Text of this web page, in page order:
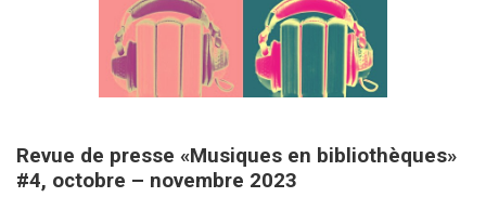
Revue de presse «Musiques en bibliothèques»
#4, octobre – novembre 2023